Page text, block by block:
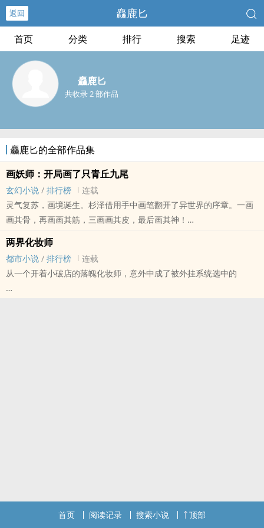
返回 麤鹿匕
首页 分类 排行 搜索 足迹
麤鹿匕
共收录 2 部作品
麤鹿匕的全部作品集
画妖师：开局画了只青丘九尾
玄幻小说 / 排行榜
连载
灵气复苏，画境诞生。杉泽借用手中画笔翻开了异世界的序章。一画
画其骨，再画画其筋，三画画其皮，最后画其神！
......
两界化妆师
都市小说 / 排行榜
连载
从一个开着小破店的落魄化妆师，意外中成了被外挂系统选中的
首页 阅读记录 搜索小说 顶部